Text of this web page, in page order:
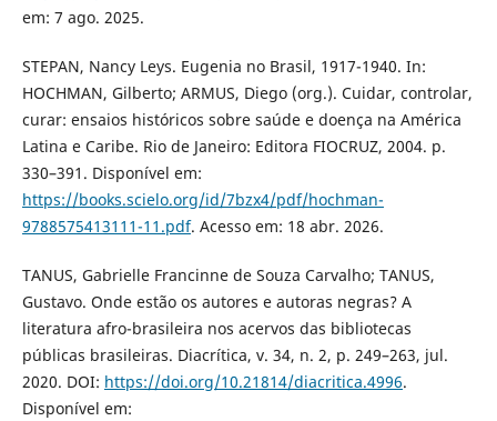
em: 7 ago. 2025.
STEPAN, Nancy Leys. Eugenia no Brasil, 1917-1940. In:
HOCHMAN, Gilberto; ARMUS, Diego (org.). Cuidar, controlar,
curar: ensaios históricos sobre saúde e doença na América
Latina e Caribe. Rio de Janeiro: Editora FIOCRUZ, 2004. p.
330–391. Disponível em:
https://books.scielo.org/id/7bzx4/pdf/hochman-
9788575413111-11.pdf. Acesso em: 18 abr. 2026.
TANUS, Gabrielle Francinne de Souza Carvalho; TANUS,
Gustavo. Onde estão os autores e autoras negras? A
literatura afro-brasileira nos acervos das bibliotecas
públicas brasileiras. Diacrítica, v. 34, n. 2, p. 249–263, jul.
2020. DOI: https://doi.org/10.21814/diacritica.4996.
Disponível em: